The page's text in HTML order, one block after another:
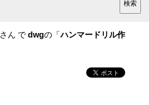
さん でdwgの「ハンマードリル作